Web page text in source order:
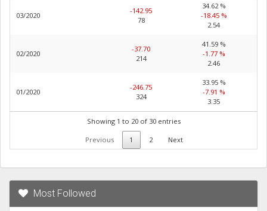
03/2020
-142.95
78
34.62 %
-18.45 %
2.54
02/2020
-37.70
214
41.59 %
-1.77 %
2.46
01/2020
-246.75
324
33.95 %
-7.91 %
3.35
Showing 1 to 20 of 30 entries
Previous 1 2 Next
Most Followed